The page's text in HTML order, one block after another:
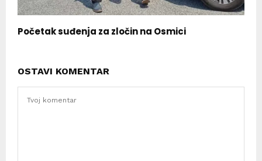
Početak suđenja za zločin na Osmici
OSTAVI KOMENTAR